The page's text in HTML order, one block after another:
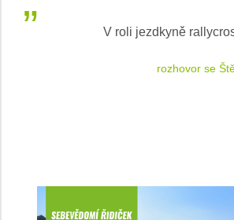
V roli jezdkyně
rozhovor se